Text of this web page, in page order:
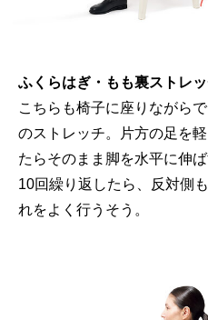
ふくらはぎ・もも裏ストレ
こちらも椅子に座りながら
のストレッチ。片方の足を
たらそのまま脚を水平に伸
10回繰り返したら、反対側
れをよく行うそう。